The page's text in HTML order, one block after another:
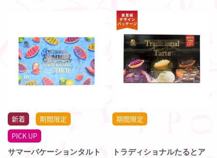
新着
期間限定
PICK UP
サマーバケーションタルト
期間限定
トラディショナルたるとア